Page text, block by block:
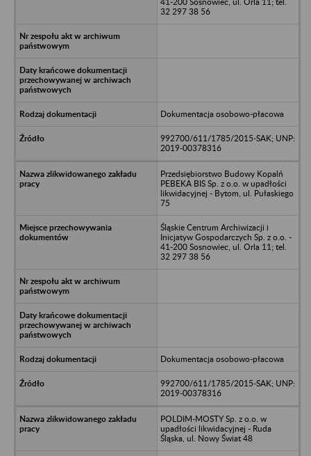
32 297 38 56
Dokumentacja osobowo-płacowa
992700/611/1785/2015-SAK; UNP:
2019-00378316
Przedsiębiorstwo Budowy Kopalń
PEBEKA BIS Sp. z o.o. w upadłości
likwidacyjnej - Bytom, ul. Pułaskiego
75
Śląskie Centrum Archiwizacji i
Inicjatyw Gospodarczych Sp. z o.o. -
41-200 Sosnowiec, ul. Orla 11; tel.
32 297 38 56
Dokumentacja osobowo-płacowa
992700/611/1785/2015-SAK; UNP:
2019-00378316
POLDIM-MOSTY Sp. z o.o. w
upadłości likwidacyjnej - Ruda
Śląska, ul. Nowy Świat 48